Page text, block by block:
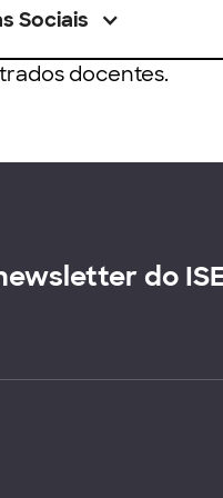
Sociais
docentes.
do